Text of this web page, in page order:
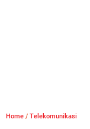
Home / Telekomunikasi